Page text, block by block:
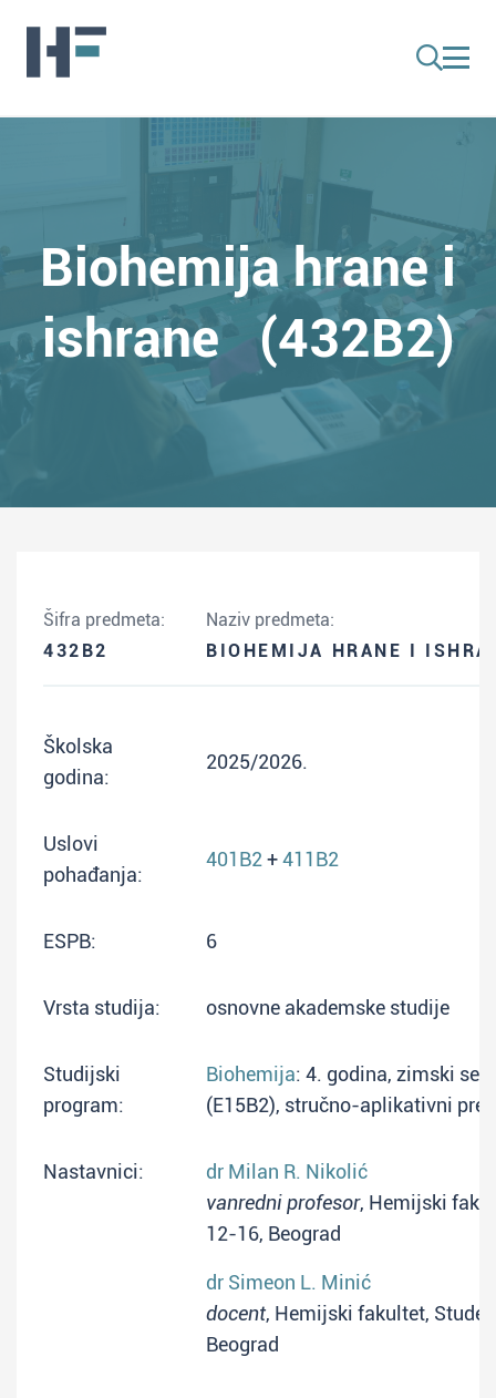
Biohemija hrane i
ishrane (432B2)
Šifra predmeta:
432B2
Naziv predmeta:
BIOHEMIJA HRANE I
Školska
godina:
2025/2026.
Uslovi
pohađanja:
401B2 +411B2
ESPB: 6
Vrsta studija: osnovne akademske studije
Studijski
program:
Biohemija: 4. godina, zimski
(E15B2), stručno-aplikativni
Nastavnici:
dr Milan R. Nikolić
vanredni profesor, Hemijski
12-16, Beograd
dr Simeon L. Minić
docent, Hemijski fakultet,
Beograd